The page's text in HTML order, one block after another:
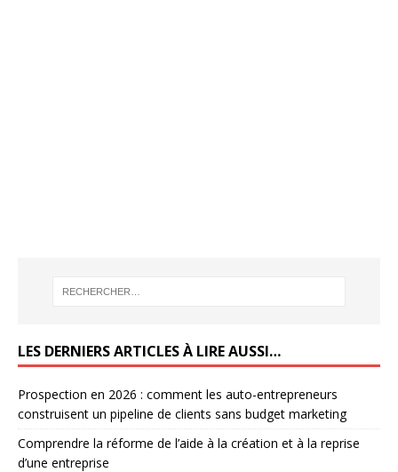
LES DERNIERS ARTICLES À LIRE AUSSI…
Prospection en 2026 : comment les auto-entrepreneurs
construisent un pipeline de clients sans budget marketing
Comprendre la réforme de l’aide à la création et à la reprise
d’une entreprise